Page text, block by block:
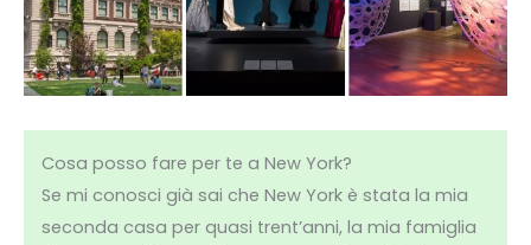
Cosa posso fare per te a New York?
Se mi conosci già sai che New York è stata la mia
seconda casa per quasi trent’anni, la mia famiglia